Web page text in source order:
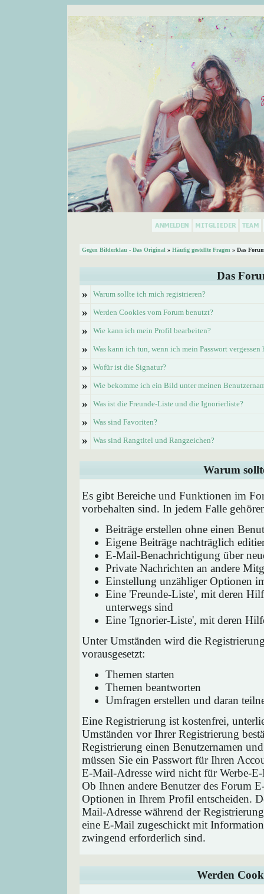
Gegen Bilderklau - Das Original » Häufig gestellte Fragen » Das
Das
»
Warum sollte ich mich registrieren?
» Werden Cookies vom Forum benutzt?
» Wie kann ich mein Profil bearbeiten?
» Was kann ich tun, wenn ich mein Passwort vergessen
» Wofür ist die Signatur?
» Wie bekomme ich ein Bild unter meinen
» Was ist die Freunde-Liste und die Ignorierliste?
» Was sind Favoriten?
» Was sind Rangtitel und Rangzeichen?
Warum
Es gibt Bereiche und Funktionen im
vorbehalten sind. In jedem Falle
Beiträge erstellen ohne einen
Eigene Beiträge nachträglich
E-Mail-Benachrichtigung über
Private Nachrichten an andere
Einstellung unzähliger Optionen
Eine 'Freunde-Liste', mit deren
unterwegs sind
Eine 'Ignorier-Liste', mit deren
Unter Umständen wird die
vorausgesetzt:
Themen starten
Themen beantworten
Umfragen erstellen und daran
Eine Registrierung ist kostenfrei,
Umständen vor Ihrer Registrierung
Registrierung einen Benutzernamen
müssen Sie ein Passwort für Ihren
E-Mail-Adresse wird nicht für Werbe-
Ob Ihnen andere Benutzer des Forum
Optionen in Ihrem Profil entscheiden.
Mail-Adresse während der
eine E-Mail zugeschickt mit
zwingend erforderlich sind.
Werden